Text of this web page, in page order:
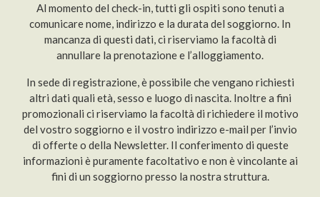
Al momento del check-in, tutti gli ospiti sono tenuti a
comunicare nome, indirizzo e la durata del soggiorno. In
mancanza di questi dati, ci riserviamo la facoltà di
annullare la prenotazione e l’alloggiamento.
In sede di registrazione, è possibile che vengano richiesti
altri dati quali età, sesso e luogo di nascita. Inoltre a fini
promozionali ci riserviamo la facoltà di richiedere il motivo
del vostro soggiorno e il vostro indirizzo e-mail per l’invio
di offerte o della Newsletter. Il conferimento di queste
informazioni è puramente facoltativo e non è vincolante ai
fini di un soggiorno presso la nostra struttura.